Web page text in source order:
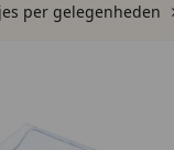
per gelegenheden